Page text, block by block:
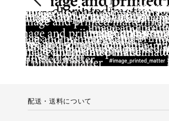
配送・送料について